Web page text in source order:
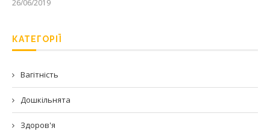
26/06/2019
КАТЕГОРІЇ
Вагітність
Дошкільнята
Здоров'я